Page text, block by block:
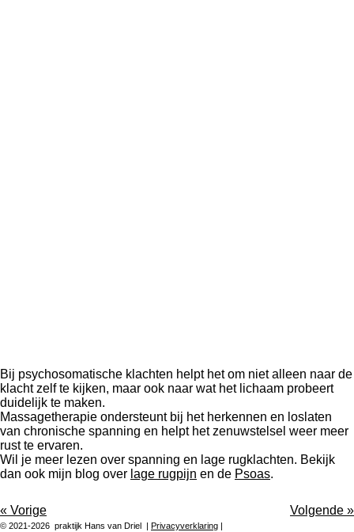
Bij psychosomatische klachten helpt het om niet alleen naar de
klacht zelf te kijken, maar ook naar wat het lichaam probeert
duidelijk te maken.
Massagetherapie ondersteunt bij het herkennen en loslaten
van chronische spanning en helpt het zenuwstelsel weer meer
rust te ervaren.
Wil je meer lezen over spanning en lage rugklachten. Bekijk
dan ook mijn blog over lage rugpijn en de Psoas.
« Vorige Volgende »
© 2021-2026 praktijk Hans van Driel | Privacyverklaring |